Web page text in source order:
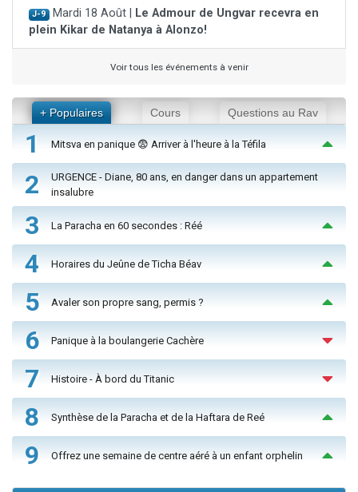
J-9 Mardi 18 Août |
Le Admour de Ungvar recevra en
plein Kikar de Natanya à Alonzo!
Voir tous les événements à venir
+ Populaires Cours Questions au Rav
1 Mitsva en panique 😨 Arriver à l'heure à la Téfila
2
URGENCE - Diane, 80 ans, en danger dans un appartement
insalubre
3 La Paracha en 60 secondes : Réé
4 Horaires du Jeûne de Ticha Béav
5 Avaler son propre sang, permis ?
6 Panique à la boulangerie Cachère
7 Histoire - À bord du Titanic
8 Synthèse de la Paracha et de la Haftara de Reé
9 Offrez une semaine de centre aéré à un enfant orphelin